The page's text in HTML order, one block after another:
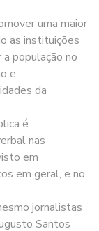
uma maior
as instituições
população no
e
da
é
nas
em
em geral, e no
jornalistas
Santos